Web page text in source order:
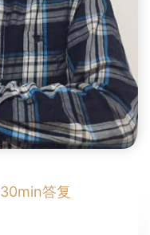
30min答复